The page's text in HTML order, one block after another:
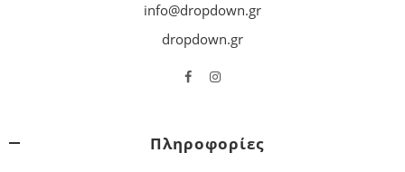
info@dropdown.gr
dropdown.gr
Πληροφορίες